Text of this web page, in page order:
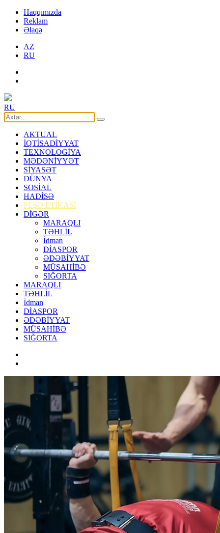
Haqqımızda
Reklam
Əlaqə
AZ
RU
RU
AKTUAL
İQTİSADİYYAT
TEXNOLOGİYA
MƏDƏNİYYƏT
SİYASƏT
DÜNYA
SOSİAL
HADİSƏ
PEŞƏ ETİKASI
DİGƏR
MARAQLI
TƏHLİL
İdman
DİASPOR
ƏDƏBİYYAT
MÜSAHİBƏ
SIĞORTA
MARAQLI
TƏHLİL
İdman
DİASPOR
ƏDƏBİYYAT
MÜSAHİBƏ
SIĞORTA